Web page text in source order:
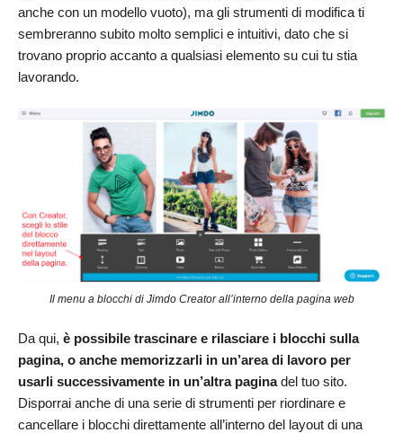
anche con un modello vuoto), ma gli strumenti di modifica ti
sembreranno subito molto semplici e intuitivi, dato che si
trovano proprio accanto a qualsiasi elemento su cui tu stia
lavorando.
Il menu a blocchi di Jimdo Creator all’interno della pagina web
Da qui, è possibile trascinare e rilasciare i blocchi sulla
pagina, o anche memorizzarli in un’area di lavoro per
usarli successivamente in un’altra paginadel tuo sito.
Disporrai anche di una serie di strumenti per riordinare e
cancellare i blocchi direttamente all’interno del layout di una